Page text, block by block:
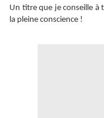
Un titre que je conseille à
la pleine conscience !